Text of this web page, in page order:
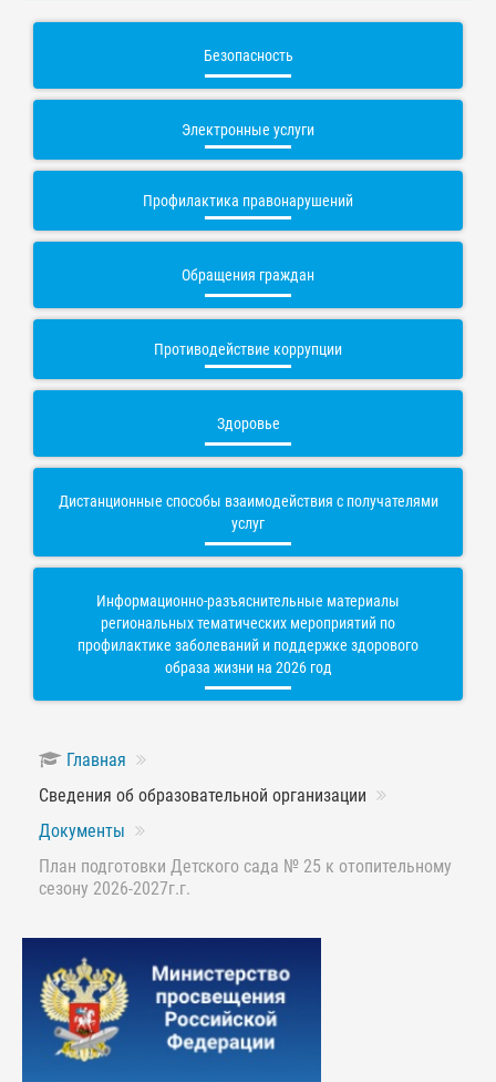
Безопасность
Электронные услуги
Профилактика правонарушений
Обращения граждан
Противодействие коррупции
Здоровье
Дистанционные способы взаимодействия с получателями
услуг
Информационно-разъяснительные материалы
региональных тематических мероприятий по
профилактике заболеваний и поддержке здорового
образа жизни на 2026 год
Главная
Сведения об образовательной организации
Документы
План подготовки Детского сада № 25 к отопительному
сезону 2026-2027г.г.